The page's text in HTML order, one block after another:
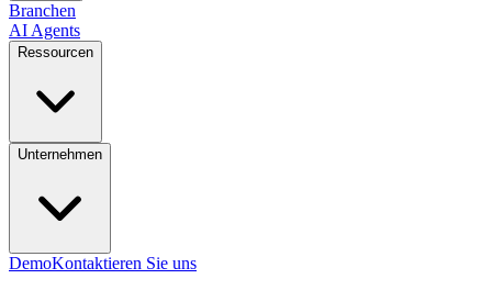
Branchen
AI Agents
Ressourcen
Unternehmen
DemoKontaktieren Sie uns